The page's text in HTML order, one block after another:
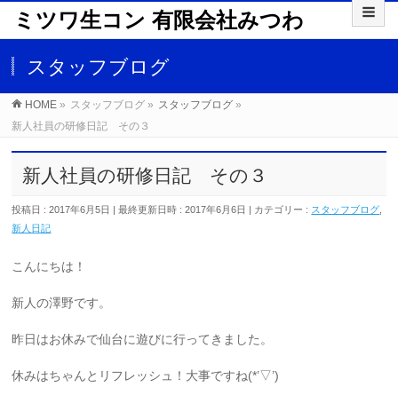
ミツワ生コン 有限会社みつわ
スタッフブログ
HOME » スタッフブログ » スタッフブログ »
新人社員の研修日記 その３
新人社員の研修日記 その３
投稿日 : 2017年6月5日 最終更新日時 : 2017年6月6日 カテゴリー : スタッフブログ
新人日記
こんにちは！
新人の澤野です。
昨日はお休みで仙台に遊びに行ってきました。
休みはちゃんとリフレッシュ！大事ですね(*’▽’)